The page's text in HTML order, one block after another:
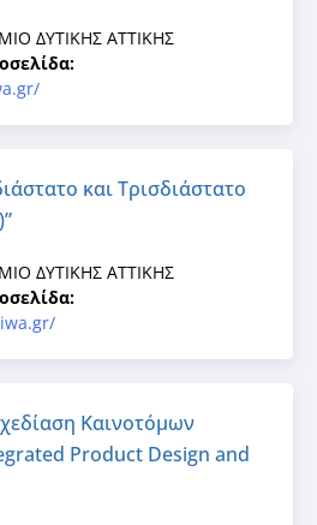
ΔΥΤΙΚΗΣ ΑΤΤΙΚΗΣ
και Τρισδιάστατο
ΔΥΤΙΚΗΣ ΑΤΤΙΚΗΣ
Καινοτόμων
Product Design and